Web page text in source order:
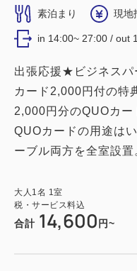
素泊まり 現地
in 14:00~ 27:00 / out
出張応援★ビジネスパ
カード2,000円付の特
2,000円分のQUOカー
QUOカードの用途は
ーブル両方を全室設
大人 1名 1室
税・サービス料込
合計 14,600 円~